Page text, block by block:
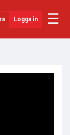
Logga in ☰